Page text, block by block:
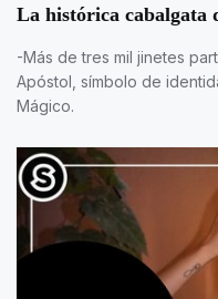
La histórica cabalgata
-Más de tres mil jinetes
Apóstol, símbolo de
Mágico.